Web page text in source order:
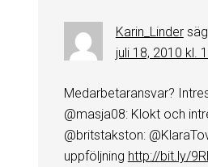
Karin_Linder
juli 18, 2010 kl.
Medarbetaransvar?
@masja08: Klokt och
@britstakston:
uppföljning http://bit.ly/